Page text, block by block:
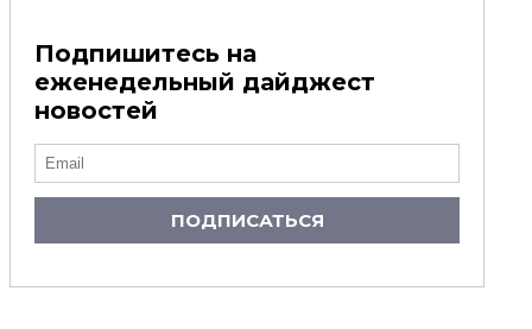
Подпишитесь на
еженедельный дайджест
новостей
ПОДПИСАТЬСЯ